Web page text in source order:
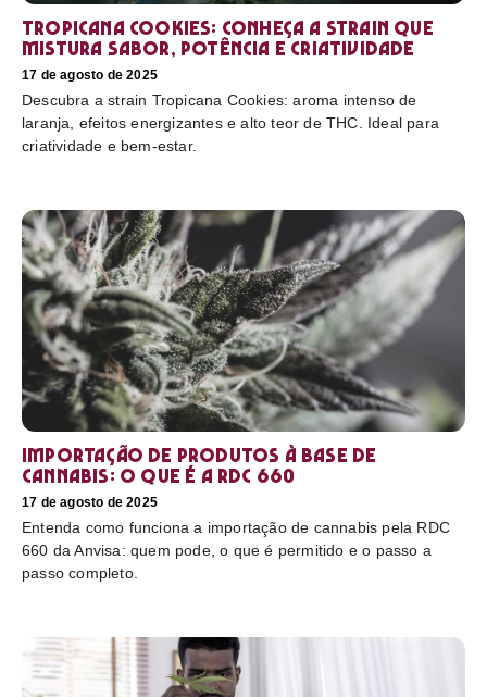
Tropicana Cookies: conheça a strain que
mistura sabor, potência e criatividade
17 de agosto de 2025
Descubra a strain Tropicana Cookies: aroma intenso de
laranja, efeitos energizantes e alto teor de THC. Ideal para
criatividade e bem-estar.
Importação de produtos à base de
cannabis: o que é a RDC 660
17 de agosto de 2025
Entenda como funciona a importação de cannabis pela RDC
660 da Anvisa: quem pode, o que é permitido e o passo a
passo completo.